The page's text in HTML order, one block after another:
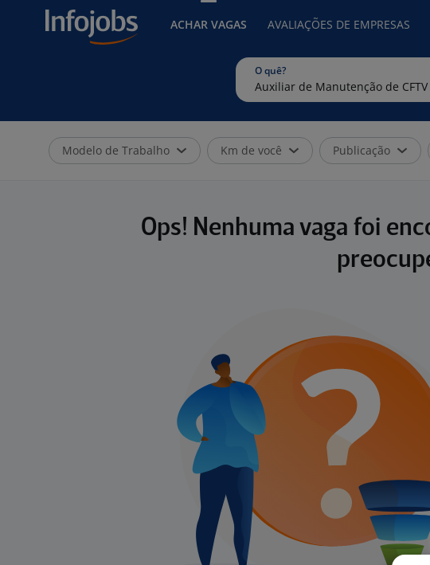
ACHAR VAGAS AVALIAÇÕES DE EMPRESAS
O quê?
Modelo de Trabalho Km de você Publicação
Ops! Nenhuma vaga foi